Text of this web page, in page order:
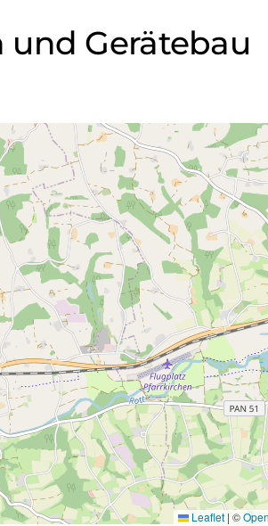
Gerätebau
Leaflet | ©